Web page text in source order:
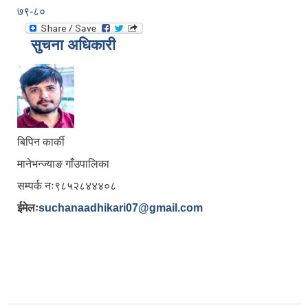
७९-८०
सुचना अधिकारी
बिपिन कार्की
मानेभन्ज्याङ गाँउपालिका
सम्पर्क नः९८५२८४४४०८
ईमेलःsuchanaadhikari07@gmail.com